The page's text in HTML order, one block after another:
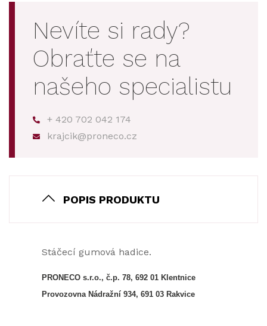
Nevíte si rady?
Obraťte se na
našeho specialistu
+ 420 702 042 174
krajcik@proneco.cz
POPIS PRODUKTU
Stáčecí gumová hadice.
PRONECO s.r.o., č.p. 78, 692 01 Klentnice
Provozovna Nádražní 934, 691 03 Rakvice